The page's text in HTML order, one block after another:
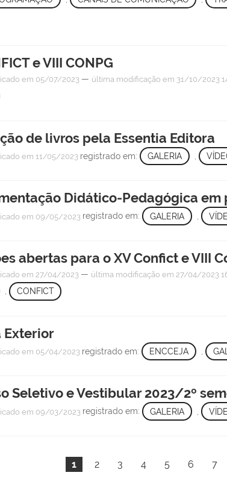
e VIII CONPG
em 05/07/2023 — última modificação em 31/10/2023
de livros pela Essentia Editora
em 11/05/2023 registrado em: GALERIA
Didático-Pedagógica
em 09/05/2023 registrado em: GALERIA
abertas para o XV Confict e VIII
em 27/04/2023 — última modificação em 27/04/2023
, CONFICT
Exterior
em 05/04/2023 registrado em: ENCCEJA
Seletivo e Vestibular 2023/2º
em 09/03/2023 registrado em: GALERIA
1 2 3 4 5 6 7